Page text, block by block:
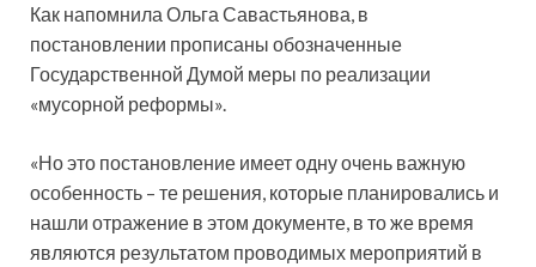
Как напомнила Ольга Савастьянова, в
постановлении прописаны обозначенные
Государственной Думой меры по реализации
«мусорной реформы».
«Но это постановление имеет одну очень важную
особенность – те решения, которые планировались и
нашли отражение в этом документе, в то же время
являются результатом проводимых мероприятий в